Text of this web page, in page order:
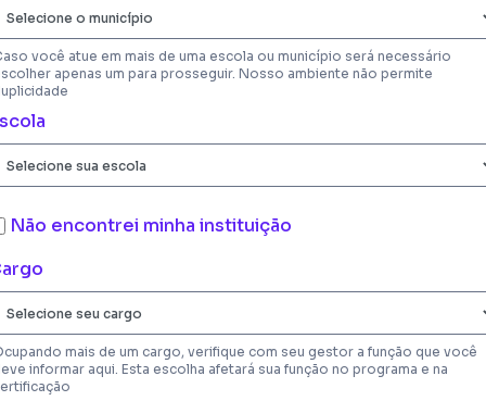
você atue em mais de uma escola ou município será necessário
apenas um para prosseguir. Nosso ambiente não permite
Não encontrei minha instituição
mais de um cargo, verifique com seu gestor a função que você
informar aqui. Esta escolha afetará sua função no programa e na